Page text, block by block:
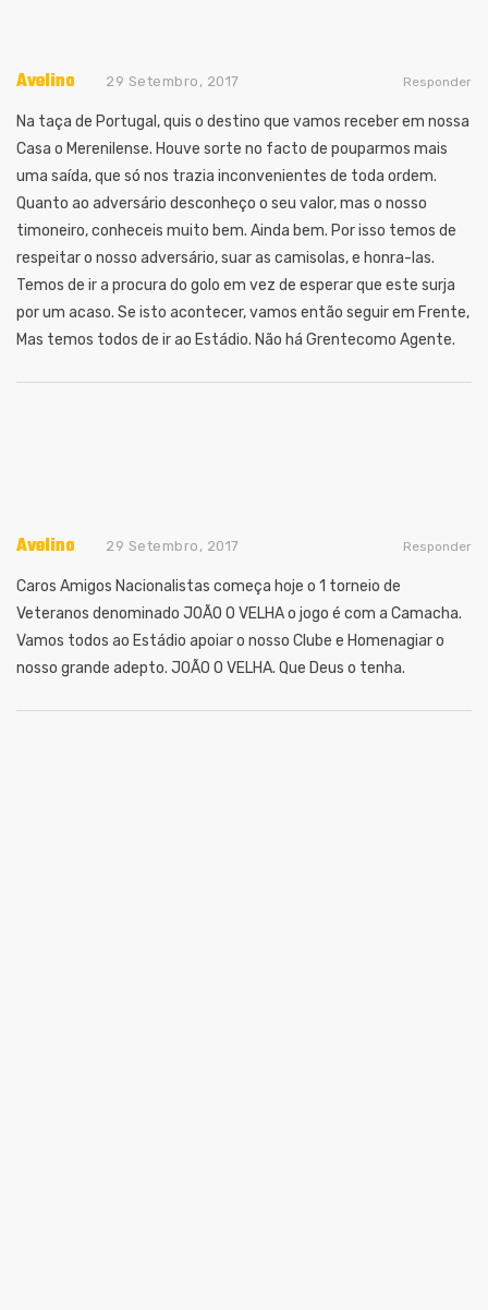
Avelino 29 Setembro, 2017
Na taça de Portugal, quis o destino que vamos receber em nossa
Casa o Merenilense. Houve sorte no facto de pouparmos mais
uma saída, que só nos trazia inconvenientes de toda ordem.
Quanto ao adversário desconheço o seu valor, mas o nosso
timoneiro, conheceis muito bem. Ainda bem. Por isso temos de
respeitar o nosso adversário, suar as camisolas, e honra-las.
Temos de ir a procura do golo em vez de esperar que este surja
por um acaso. Se isto acontecer, vamos então seguir em Frente,
Mas temos todos de ir ao Estádio. Não há Grentecomo Agente.
Responder
Avelino 29 Setembro, 2017
Caros Amigos Nacionalistas começa hoje o 1 torneio de
Veteranos denominado JOÃO O VELHA o jogo é com a Camacha.
Vamos todos ao Estádio apoiar o nosso Clube e Homenagiar o
nosso grande adepto. JOÃO O VELHA. Que Deus o tenha.
Responder